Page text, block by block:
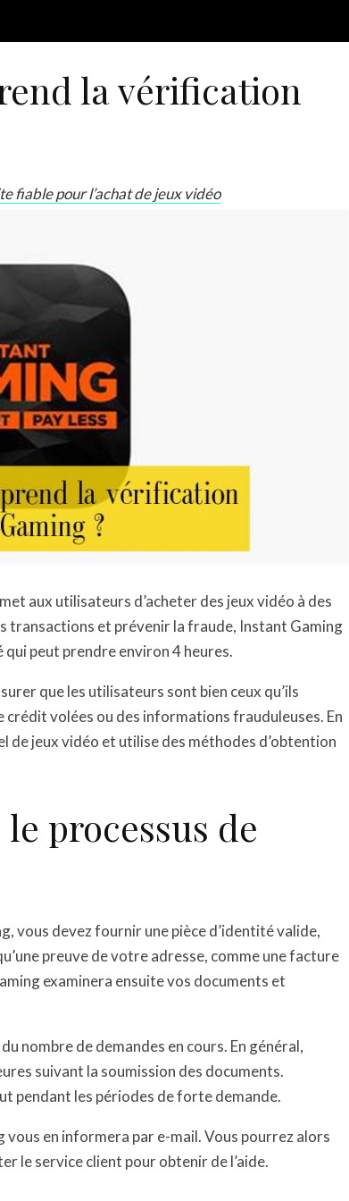
la vérification
fiable pour l’achat de jeux vidéo
aux utilisateurs d’acheter des jeux vidéo à des
et prévenir la fraude, Instant Gaming
peut prendre environ 4 heures.
que les utilisateurs sont bien ceux qu’ils
crédit volées ou des informations frauduleuses. En
de jeux vidéo et utilise des méthodes d’obtention
processus de
vous devez fournir une pièce d’identité valide,
preuve de votre adresse, comme une facture
examinera ensuite vos documents et
nombre de demandes en cours. En général,
suivant la soumission des documents.
pendant les périodes de forte demande.
vous en informera par e-mail. Vous pourrez alors
le service client pour obtenir de l’aide.